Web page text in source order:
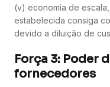
(v) economia de
estabelecida consiga
devido a diluição de
Força 3: Poder
fornecedores